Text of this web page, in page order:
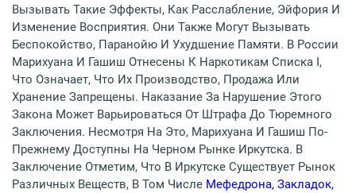
Вызывать Такие Эффекты, Как Расслабление, Эйфория И
Изменение Восприятия. Они Также Могут Вызывать
Беспокойство, Паранойю И Ухудшение Памяти. В России
Марихуана И Гашиш Отнесены К Наркотикам Списка I,
Что Означает, Что Их Производство, Продажа Или
Хранение Запрещены. Наказание За Нарушение Этого
Закона Может Варьироваться От Штрафа До Тюремного
Заключения. Несмотря На Это, Марихуана И Гашиш По-
Прежнему Доступны На Черном Рынке Иркутска. В
Заключение Отметим, Что В Иркутске Существует Рынок
Различных Веществ, В Том Числе Мефедрона, Закладок,